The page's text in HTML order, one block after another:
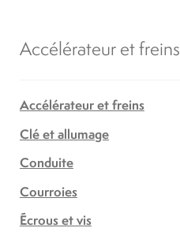
Accélérateur et freins
Accélérateur et freins
Clé et allumage
Conduite
Courroies
Écrous et vis